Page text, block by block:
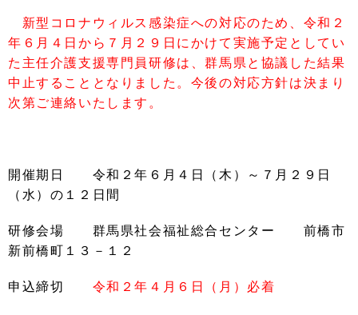
新型コロナウィルス感染症への対応のため、令和２
年６月４日から７月２９日にかけて実施予定としてい
た主任介護支援専門員研修は、群馬県と協議した結果
中止することとなりました。今後の対応方針は決まり
次第ご連絡いたします。
開催期日 令和２年６月４日（木）～７月２９日
（水）の１２日間
研修会場 群馬県社会福祉総合センター 前橋市
新前橋町１３－１２
申込締切 令和２年 ４ 月６日（月）必着